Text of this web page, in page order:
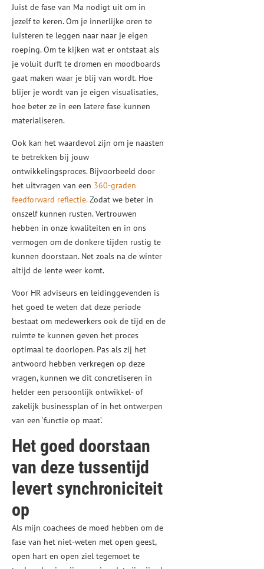
Juist de fase van Ma nodigt uit om in
jezelf te keren. Om je innerlijke oren te
luisteren te leggen naar naar je eigen
roeping. Om te kijken wat er ontstaat als
je voluit durft te dromen en moodboards
gaat maken waar je blij van wordt. Hoe
blijer je wordt van je eigen visualisaties,
hoe beter ze in een latere fase kunnen
materialiseren.
Ook kan het waardevol zijn om je naasten
te betrekken bij jouw
ontwikkelingsproces. Bijvoorbeeld door
het uitvragen van een 360-graden
feedforward reflectie.Zodat we beter in
onszelf kunnen rusten. Vertrouwen
hebben in onze kwaliteiten en in ons
vermogen om de donkere tijden rustig te
kunnen doorstaan. Net zoals na de winter
altijd de lente weer komt.
Voor HR adviseurs en leidinggevenden is
het goed te weten dat deze periode
bestaat om medewerkers ook de tijd en de
ruimte te kunnen geven het proces
optimaal te doorlopen. Pas als zij het
antwoord hebben verkregen op deze
vragen, kunnen we dit concretiseren in
helder een persoonlijk ontwikkel- of
zakelijk businessplan of in het ontwerpen
van een ‘functie op maat’.
Het goed doorstaan
van deze tussentijd
levert synchroniciteit
op
Als mijn coachees de moed hebben om de
fase van het niet-weten met open geest,
open hart en open ziel tegemoet te